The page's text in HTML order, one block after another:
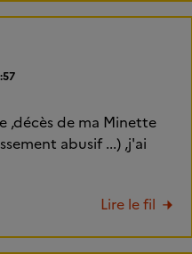
,décès de ma Minette
abusif ...) ,j'ai
Lire le fil